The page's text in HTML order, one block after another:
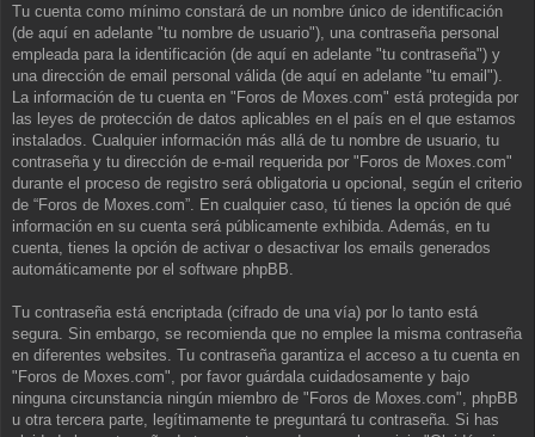
Tu cuenta como mínimo constará de un nombre único de identificación
(de aquí en adelante "tu nombre de usuario"), una contraseña personal
empleada para la identificación (de aquí en adelante "tu contraseña") y
una dirección de email personal válida (de aquí en adelante "tu email").
La información de tu cuenta en "Foros de Moxes.com" está protegida por
las leyes de protección de datos aplicables en el país en el que estamos
instalados. Cualquier información más allá de tu nombre de usuario, tu
contraseña y tu dirección de e-mail requerida por "Foros de Moxes.com"
durante el proceso de registro será obligatoria u opcional, según el criterio
de “Foros de Moxes.com”. En cualquier caso, tú tienes la opción de qué
información en su cuenta será públicamente exhibida. Además, en tu
cuenta, tienes la opción de activar o desactivar los emails generados
automáticamente por el software phpBB.
Tu contraseña está encriptada (cifrado de una vía) por lo tanto está
segura. Sin embargo, se recomienda que no emplee la misma contraseña
en diferentes websites. Tu contraseña garantiza el acceso a tu cuenta en
"Foros de Moxes.com", por favor guárdala cuidadosamente y bajo
ninguna circunstancia ningún miembro de "Foros de Moxes.com", phpBB
u otra tercera parte, legítimamente te preguntará tu contraseña. Si has